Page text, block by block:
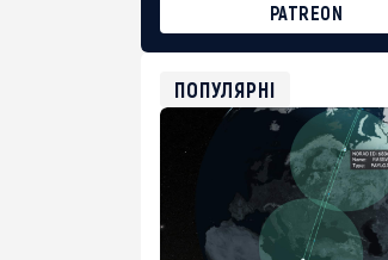
PATREON
USDT
ETH
ПОПУЛЯРНІ